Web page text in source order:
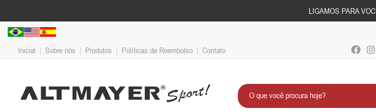
LIGAMOS PARA
Inicial | Sobre nós | Produtos | Políticas de Reembolso | Contato